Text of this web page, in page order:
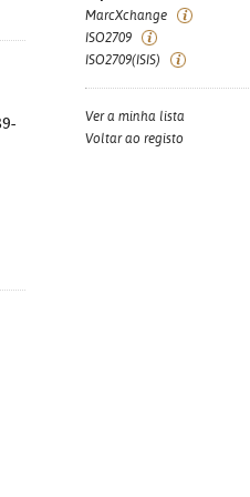
MarcXchange
ISO2709
ISO2709(ISIS)
Ver a minha lista
Voltar ao registo